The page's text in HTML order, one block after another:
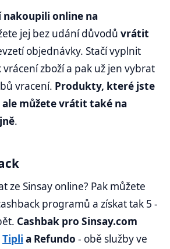
nakoupili online na
jej bez udání důvodů vrátit
objednávky. Stačí vyplnit
zboží a pak už jen vybrat
vracení. Produkty, které jste
můžete vrátit také na
.
ze Sinsay online? Pak můžete
programů a získat tak 5 -
Cashbak pro Sinsay.com
Tipli a Refundo - obě služby ve